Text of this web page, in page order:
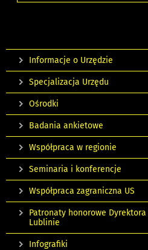
Informacje o Urzędzie
Specjalizacja Urzędu
Ośrodki
Badania ankietowe
Współpraca w regionie
Seminaria i konferencje
Współpraca zagraniczna US
Patronaty honorowe
Lublinie
Infografiki